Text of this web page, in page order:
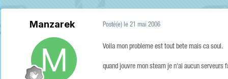
Manzarek Posté(e) le 21 mai 2006
Voila mon probleme est tout bete mais ca soul.
quand jouvre mon steam je n'ai aucun serveurs